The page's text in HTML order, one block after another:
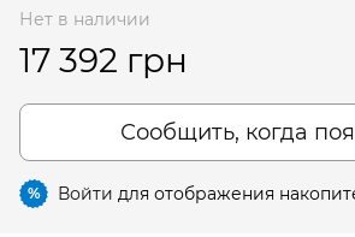
Нет в наличии
17 392 грн
Сообщить, когда
% Войти для отображения